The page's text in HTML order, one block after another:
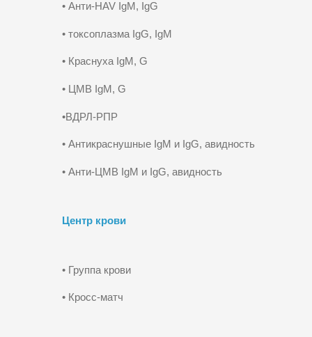
• Анти-HAV IgM, IgG
• токсоплазма IgG, IgM
• Краснуха IgM, G
• ЦМВ IgM, G
•ВДРЛ-РПР
• Антикраснушные IgM и IgG, авидность
• Анти-ЦМВ IgM и IgG, авидность
Центр крови
• Группа крови
• Кросс-матч